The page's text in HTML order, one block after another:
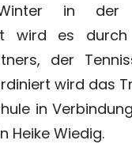
in der
wird es
der
wird das
in
Heike Wiedig.